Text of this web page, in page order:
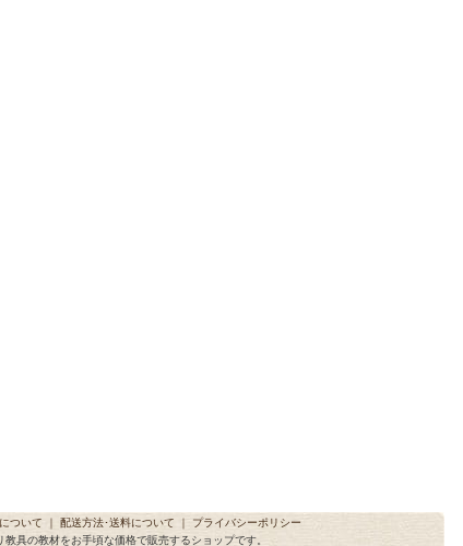
ついて ｜ 配送方法･送料について ｜ プライバシーポリシー
具の教材をお手頃な価格で販売するショップです。